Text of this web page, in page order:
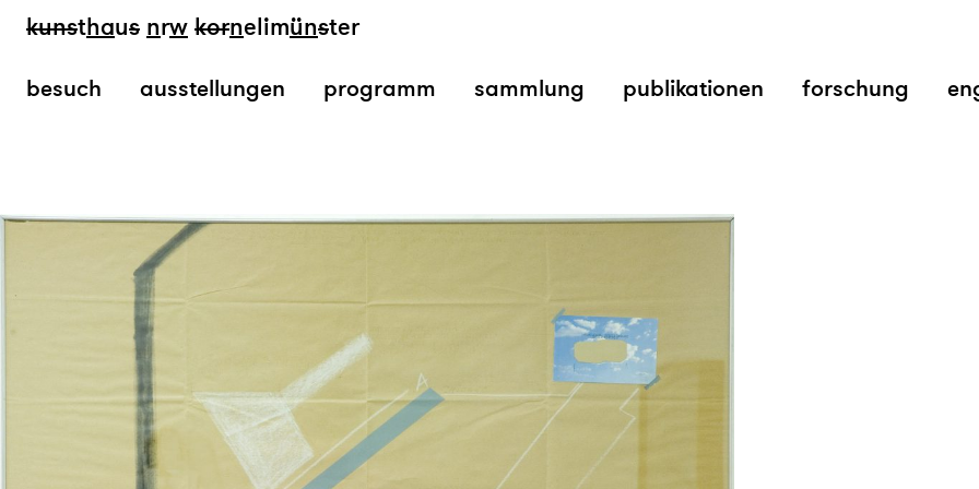
kunsthaus nrw kornelimünster
besuch ausstellungen programm sammlung publikationen forschung